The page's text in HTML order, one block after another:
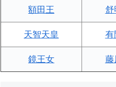
額田王 舒
天智天皇 有
鏡王女 藤